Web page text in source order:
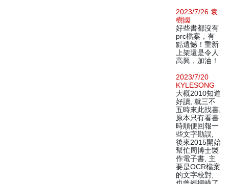
2023/7/26 袁
樹國
好些書都沒有
prc檔案，有
點遺憾！重新
上架還是令人
高興，加油！
2023/7/20
KYLESONG
大概2010知道
好讀, 就三不
五時來此找書,
原本只有看書
時順便回報一
些文字勘誤,
後來2015開始
幫忙周博士製
作電子書, 主
要是OCR檔案
的文字校對,